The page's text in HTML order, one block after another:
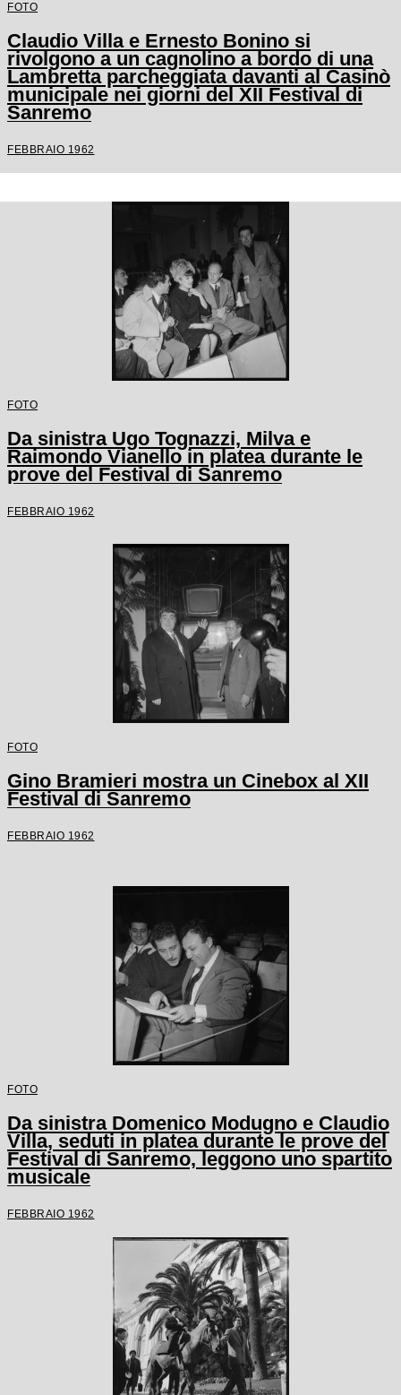
FOTO
Claudio Villa e Ernesto Bonino si
rivolgono a un cagnolino a bordo di una
Lambretta parcheggiata davanti al Casinò
municipale nei giorni del XII Festival di
Sanremo
FEBBRAIO 1962
FOTO
Da sinistra Ugo Tognazzi, Milva e
Raimondo Vianello in platea durante le
prove del Festival di Sanremo
FEBBRAIO 1962
FOTO
Gino Bramieri mostra un Cinebox al XII
Festival di Sanremo
FEBBRAIO 1962
FOTO
Da sinistra Domenico Modugno e Claudio
Villa, seduti in platea durante le prove del
Festival di Sanremo, leggono uno spartito
musicale
FEBBRAIO 1962